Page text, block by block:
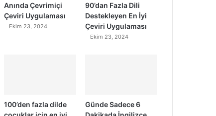
Anında Çevrimiçi
Çeviri Uygulaması
Ekim 23, 2024
90’dan Fazla Dili
Destekleyen En İyi
Çeviri Uygulaması
Ekim 23, 2024
100’den fazla dilde
Günde Sadece 6